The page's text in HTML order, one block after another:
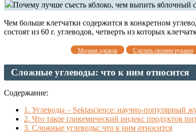
Почему лучше съесть яблоко, чем выпить яблочный
Чем больше клетчатки содержится в конкретном
состоят из 60 г. углеводов, четверть из которых
Модная одежда Сделать своими руками
Сложные углеводы: что к ним относится
Содержание:
1. Углеводы – Sektascience: научно-популярный
2. Что такое гликемический индекс продуктов
3. Сложные углеводы: что к ним относится